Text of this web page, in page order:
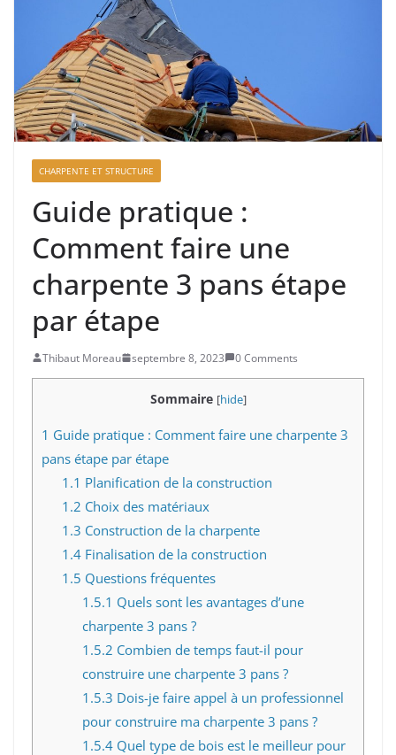
CHARPENTE ET STRUCTURE
Guide pratique :
Comment faire une
charpente 3 pans étape
par étape
Thibaut Moreau septembre 8, 2023 0 Comments
Sommaire [hide]
1 Guide pratique : Comment faire une charpente 3
pans étape par étape
1.1 Planification de la construction
1.2 Choix des matériaux
1.3 Construction de la charpente
1.4Finalisation de la construction
1.5 Questions fréquentes
1.5.1 Quels sont les avantages d’une
charpente 3 pans ?
1.5.2 Combien de temps faut-il pour
construire une charpente 3 pans ?
1.5.3 Dois-je faire appel à un professionnel
pour construire ma charpente 3 pans ?
1.5.4Quel type de bois est le meilleur pour